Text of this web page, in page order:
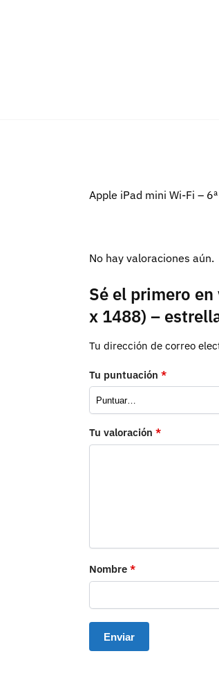
Apple iPad mini Wi-Fi –
No hay valoraciones aún.
Sé el primero
x 1488) –
Tu dirección de correo
Tu puntuación *
Tu valoración *
Nombre *